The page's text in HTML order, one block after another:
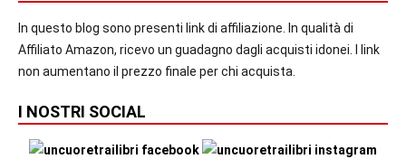
In questo blog sono presenti link di affiliazione. In qualità di
Affiliato Amazon, ricevo un guadagno dagli acquisti idonei. I link
non aumentano il prezzo finale per chi acquista.
I NOSTRI SOCIAL